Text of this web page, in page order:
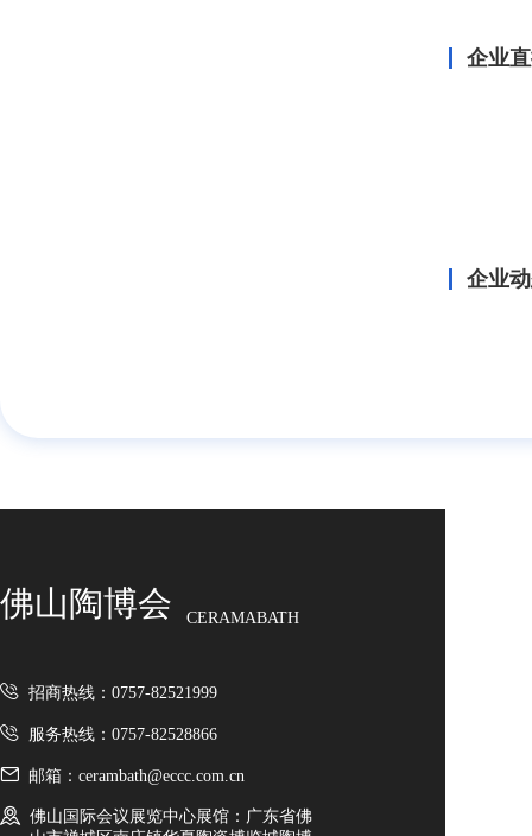
企业
企业
佛山陶博会 CERAMABATH
招商热线：0757-82521999
服务热线：0757-82528866
邮箱：cerambath@eccc.com.cn
佛山国际会议展览中心展馆：广东省佛